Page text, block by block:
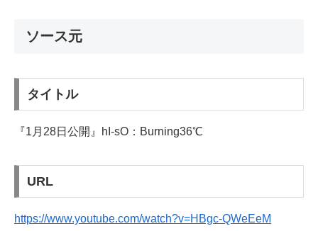
ソース元
タイトル
『1月28日公開』hI-sO：Burning36℃
URL
https://www.youtube.com/watch?v=HBgc-QWeEeM